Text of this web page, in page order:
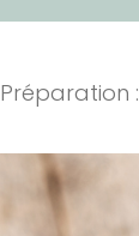
Préparation :